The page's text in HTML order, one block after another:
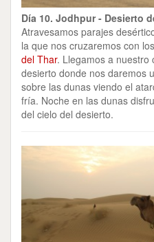
Día 10. Jodhpur - Desierto
Atravesamos parajes
la que nos cruzaremos con
del Thar. Llegamos a nuestro
desierto donde nos daremos
sobre las dunas viendo el
fría. Noche en las dunas
del cielo del desierto.